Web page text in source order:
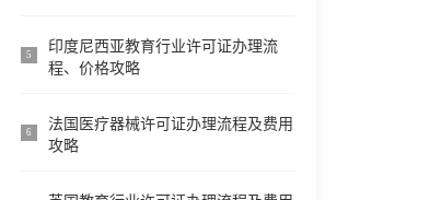
5
印度尼西亚教育行业许可证办理流
程、价格攻略
6
法国医疗器械许可证办理流程及费用
攻略